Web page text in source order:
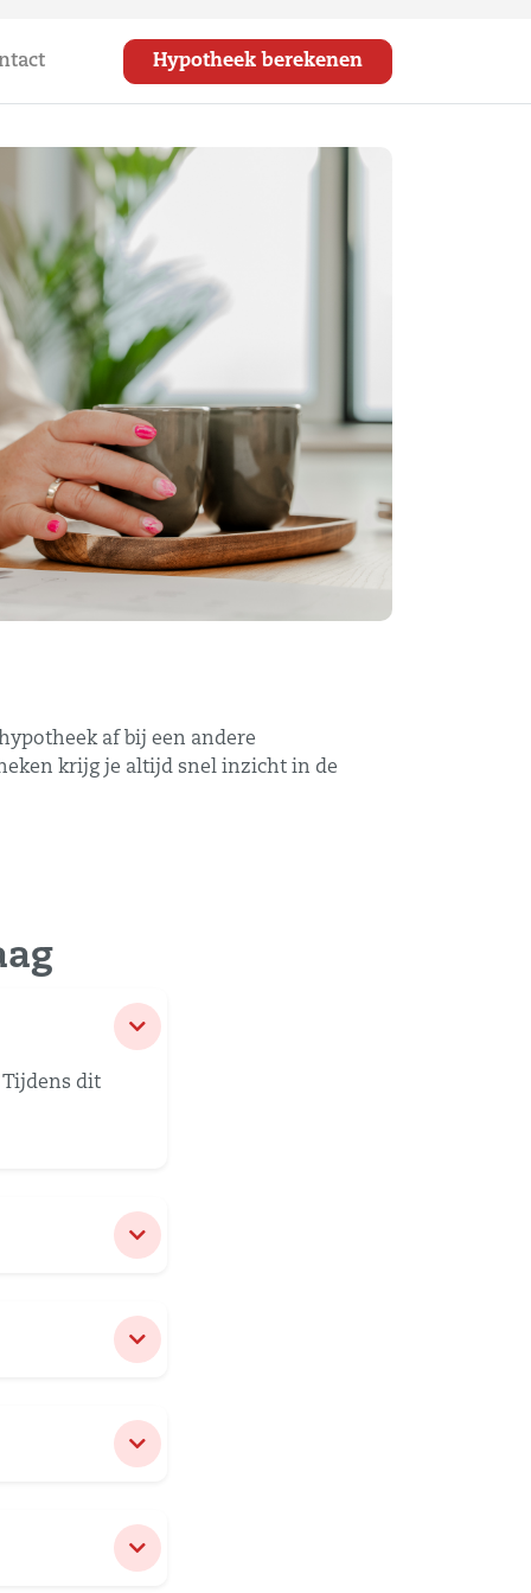
Hypotheek berekenen
af bij een andere
krijg je altijd snel inzicht in de
Tijdens dit